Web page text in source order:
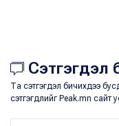
Сэтгэгдэл
Та сэтгэгдэл бичихдээ
сэтгэгдлийг Peak.mn сайт